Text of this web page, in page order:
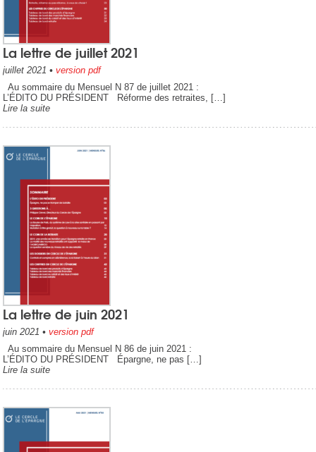
La lettre de juillet 2021
juillet 2021• version pdf
Au sommaire du Mensuel N 87 de juillet 2021 :
L’ÉDITO DU PRÉSIDENT Réforme des retraites, […]
Lire la suite
La lettre de juin 2021
juin 2021• version pdf
Au sommaire du Mensuel N 86 de juin 2021 :
L’ÉDITO DU PRÉSIDENT Épargne, ne pas […]
Lire la suite